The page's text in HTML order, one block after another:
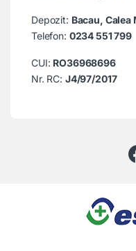
Depozit: Bacau,
Telefon: 0234 551 799
CUI: RO36968696
Nr. RC: J4/97/2017